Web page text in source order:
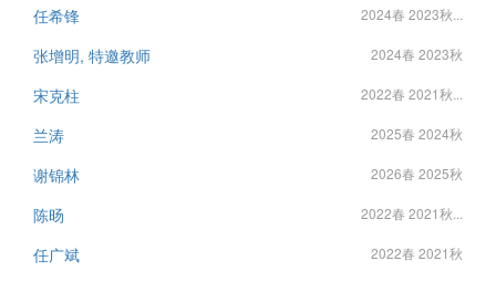
任希锋 2024春 2023秋...
张增明, 特邀教师 2024春 2023秋
宋克柱 2022春 2021秋...
兰涛 2025春 2024秋
谢锦林 2026春 2025秋
陈旸 2022春 2021秋...
任广斌 2022春 2021秋